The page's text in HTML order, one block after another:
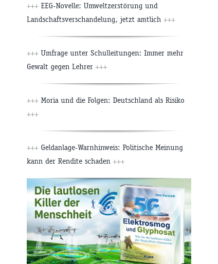
+++ EEG-Novelle: Umweltzerstörung und
Landschaftsverschandelung, jetzt amtlich +++
+++ Umfrage unter Schulleitungen: Immer mehr
Gewalt gegen Lehrer +++
+++ Moria und die Folgen: Deutschland als Risiko
+++
+++ Geldanlage-Warnhinweis: Politische Meinung
kann der Rendite schaden +++